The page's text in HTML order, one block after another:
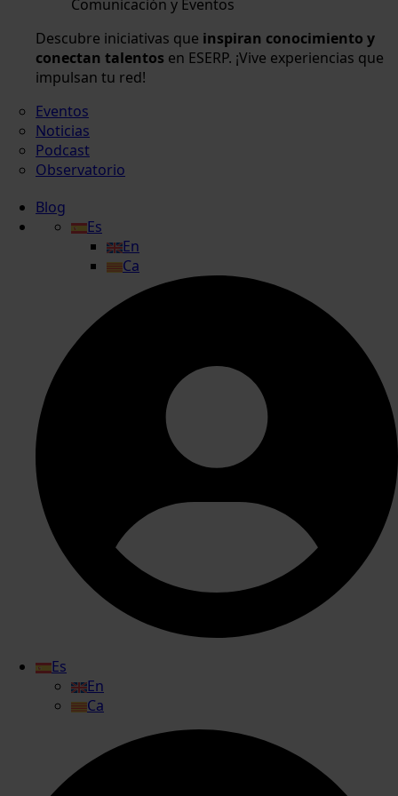
Comunicación y Eventos
Descubre iniciativas que inspiran conocimiento y
conectan talentos en ESERP. ¡Vive experiencias que
impulsan tu red!
Eventos
Noticias
Podcast
Observatorio
Blog
Es
En
Ca
Es
En
Ca